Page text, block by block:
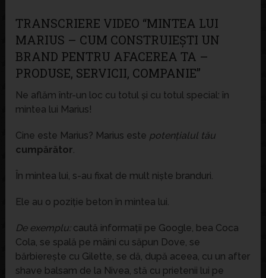
TRANSCRIERE VIDEO “MINTEA LUI
MARIUS – CUM CONSTRUIEȘTI UN
BRAND PENTRU AFACEREA TA –
PRODUSE, SERVICII, COMPANIE”
Ne aflăm într-un loc cu totul și cu totul special: în
mintea lui Marius!
Cine este Marius? Marius este potențialul tău
cumpărător
În mintea lui, s-au fixat de mult niște branduri.
Ele au o poziție beton în mintea lui.
De exemplu:caută informații pe Google, bea Coca
Cola, se spală pe mâini cu săpun Dove, se
bărbierește cu Gilette, se dă, după aceea, cu un after
shave balsam de la Nivea, stă cu prietenii lui pe